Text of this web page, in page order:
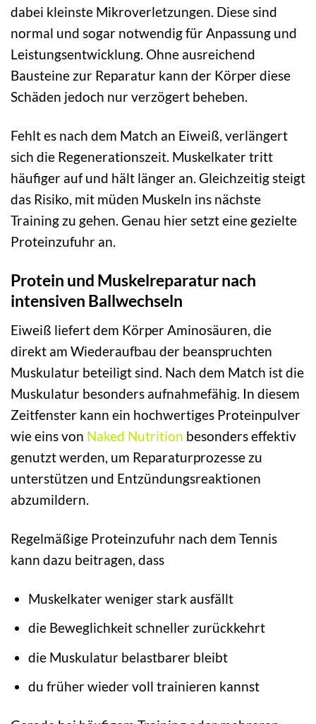
dabei kleinste Mikroverletzungen. Diese sind
normal und sogar notwendig für Anpassung und
Leistungsentwicklung. Ohne ausreichend
Bausteine zur Reparatur kann der Körper diese
Schäden jedoch nur verzögert beheben.
Fehlt es nach dem Match an Eiweiß, verlängert
sich die Regenerationszeit. Muskelkater tritt
häufiger auf und hält länger an. Gleichzeitig steigt
das Risiko, mit müden Muskeln ins nächste
Training zu gehen. Genau hier setzt eine gezielte
Proteinzufuhr an.
Protein und Muskelreparatur nach
intensiven Ballwechseln
Eiweiß liefert dem Körper Aminosäuren, die
direkt am Wiederaufbau der beanspruchten
Muskulatur beteiligt sind. Nach dem Match ist die
Muskulatur besonders aufnahmefähig. In diesem
Zeitfenster kann ein hochwertiges Proteinpulver
wie eins von Naked Nutrition besonders effektiv
genutzt werden, um Reparaturprozesse zu
unterstützen und Entzündungsreaktionen
abzumildern.
Regelmäßige Proteinzufuhr nach dem Tennis
kann dazu beitragen, dass
Muskelkater weniger stark ausfällt
die Beweglichkeit schneller zurückkehrt
die Muskulatur belastbarer bleibt
du früher wieder voll trainieren kannst